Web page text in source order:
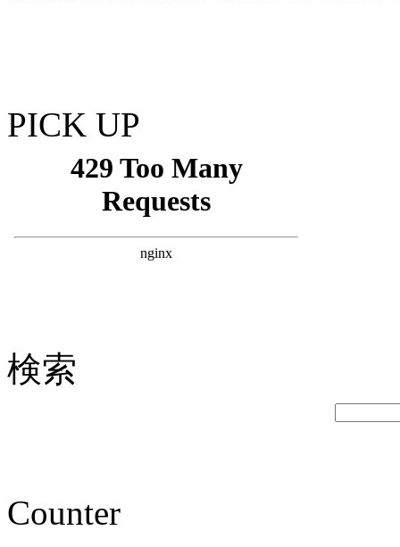
PICK UP
検索
Counter